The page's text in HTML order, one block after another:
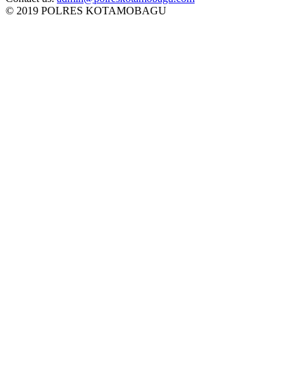
© 2019 POLRES KOTAMOBAGU